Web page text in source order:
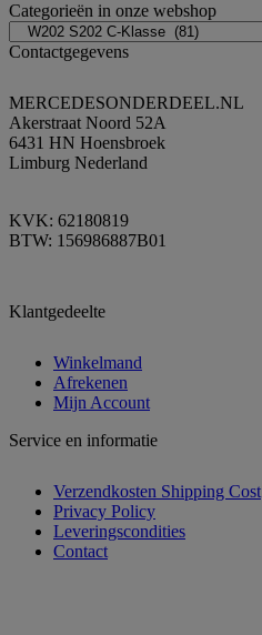
Categorieën in onze webshop
Contactgegevens
MERCEDESONDERDEEL.NL
Akerstraat Noord 52A
6431 HN Hoensbroek
Limburg Nederland
KVK: 62180819
BTW: 156986887B01
Klantgedeelte
Winkelmand
Afrekenen
Mijn Account
Service en informatie
Verzendkosten Shipping Cost
Privacy Policy
Leveringscondities
Contact